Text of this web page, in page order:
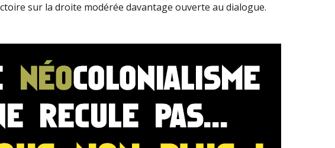
sur la droite modérée davantage ouverte au dialogue.